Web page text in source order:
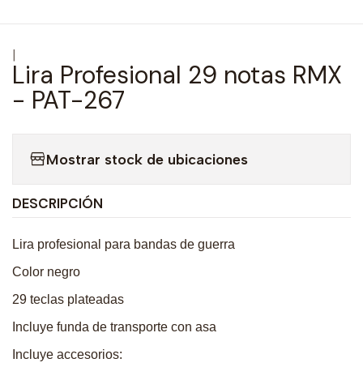
|
Lira Profesional 29 notas RMX
- PAT-267
Mostrar stock de ubicaciones
DESCRIPCIÓN
Lira profesional para bandas de guerra
Color negro
29 teclas plateadas
Incluye funda de transporte con asa
Incluye accesorios: